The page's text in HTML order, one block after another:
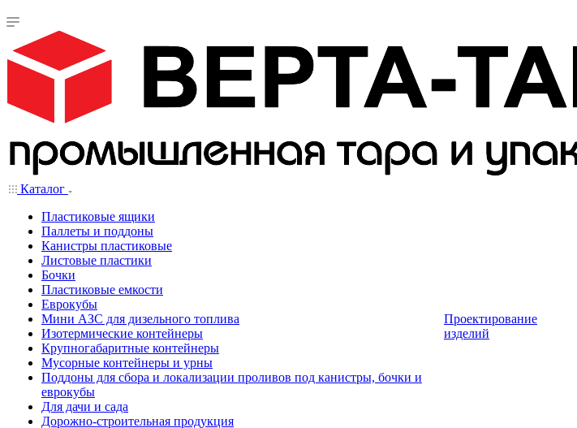
Каталог
Пластиковые ящики
Паллеты и поддоны
Канистры пластиковые
Листовые пластики
Бочки
Пластиковые емкости
Еврокубы
Мини АЗС для дизельного топлива
Изотермические контейнеры
Крупногабаритные контейнеры
Мусорные контейнеры и урны
Поддоны для сбора и локализации проливов под канистры, бочки и
еврокубы
Для дачи и сада
Дорожно-строительная продукция
Проектирование
изделий